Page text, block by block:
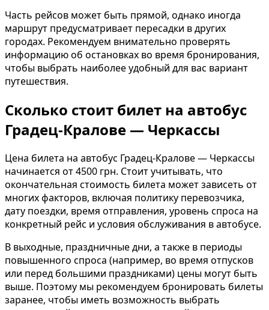
Часть рейсов может быть прямой, однако иногда
маршрут предусматривает пересадки в других
городах. Рекомендуем внимательно проверять
информацию об остановках во время бронирования,
чтобы выбрать наиболее удобный для вас вариант
путешествия.
Сколько стоит билет на автобус
Градец-Кралове — Черкассы
Цена билета на автобус Градец-Кралове — Черкассы
начинается от 4500 грн. Стоит учитывать, что
окончательная стоимость билета может зависеть от
многих факторов, включая политику перевозчика,
дату поездки, время отправления, уровень спроса на
конкретный рейс и условия обслуживания в автобусе.
В выходные, праздничные дни, а также в периоды
повышенного спроса (например, во время отпусков
или перед большими праздниками) цены могут быть
выше. Поэтому мы рекомендуем бронировать билеты
заранее, чтобы иметь возможность выбрать